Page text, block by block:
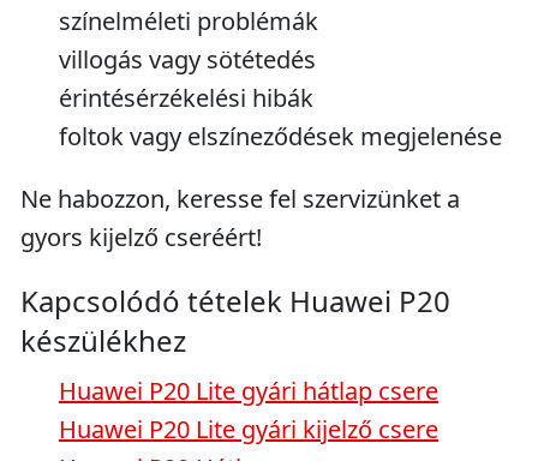
színelméleti problémák
villogás vagy sötétedés
érintésérzékelési hibák
foltok vagy elszíneződések megjelenése
Ne habozzon, keresse fel szervizünket a
gyors kijelző cseréért!
Kapcsolódó tételek Huawei P20
készülékhez
Huawei P20 Lite gyári hátlap csere
Huawei P20 Lite gyári kijelző csere